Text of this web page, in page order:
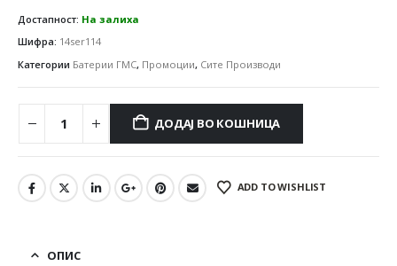
Достапност: На залиха
Шифра: 14ser114
Категории Батерии ГМС, Промоции, Сите Производи
ДОДАЈ ВО КОШНИЦА
ADD TO WISHLIST
ОПИС